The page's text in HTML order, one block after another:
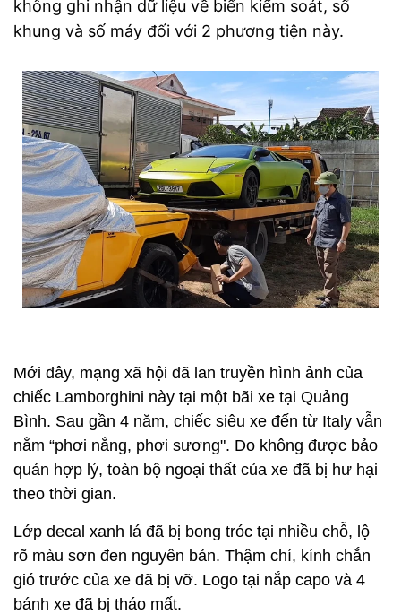
không ghi nhận dữ liệu về biển kiểm soát, số
khung và số máy đối với 2 phương tiện này.
Mới đây, mạng xã hội đã lan truyền hình ảnh của
chiếc Lamborghini này tại một bãi xe tại Quảng
Bình. Sau gần 4 năm, chiếc siêu xe đến từ Italy vẫn
nằm “phơi nắng, phơi sương". Do không được bảo
quản hợp lý, toàn bộ ngoại thất của xe đã bị hư hại
theo thời gian.
Lớp decal xanh lá đã bị bong tróc tại nhiều chỗ, lộ
rõ màu sơn đen nguyên bản. Thậm chí, kính chắn
gió trước của xe đã bị vỡ. Logo tại nắp capo và 4
bánh xe đã bị tháo mất.